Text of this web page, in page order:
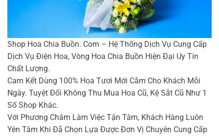
Shop Hoa Chia Buồn. Com – Hệ Thống Dịch Vụ Cung Cấp
Dịch Vụ Điện Hoa, Vòng Hoa Chia Buồn Hiện Đại Uy Tín
Chất Lượng.
Cam Kết Dùng 100% Hoa Tươi Mới Cắm Cho Khách Mỗi
Ngày. Tuyệt Đối Không Thu Mua Hoa Cũ, Kệ Sắt Cũ Như 1
Số Shop Khác.
Với Phương Châm Làm Việc Tận Tâm, Khách Hàng Luôn
Yên Tâm Khi Đã Chọn Lựa Được Đơn Vị Chuyên Cung Cấp